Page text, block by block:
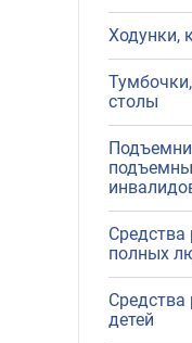
Ходунки,
столы
Средства
полных
Средства
детей